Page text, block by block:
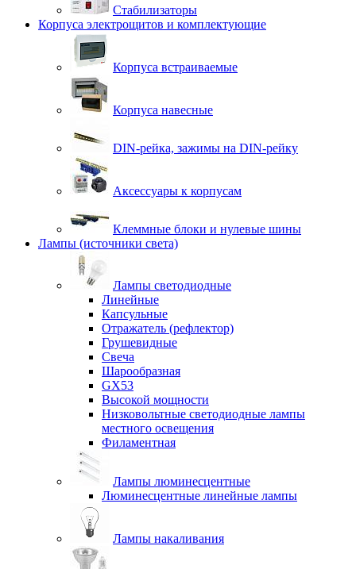
Стабилизаторы
Корпуса электрощитов и комплектующие
Корпуса встраиваемые
Корпуса навесные
DIN-рейка, зажимы на DIN-рейку
Аксессуары к корпусам
Клеммные блоки и нулевые шины
Лампы (источники света)
Лампы светодиодные
Линейные
Капсульные
Отражатель (рефлектор)
Грушевидные
Свеча
Шарообразная
GX53
Высокой мощности
Низковольтные светодиодные лампы
местного освещения
Филаментная
Лампы люминесцентные
Люминесцентные линейные лампы
Лампы накаливания